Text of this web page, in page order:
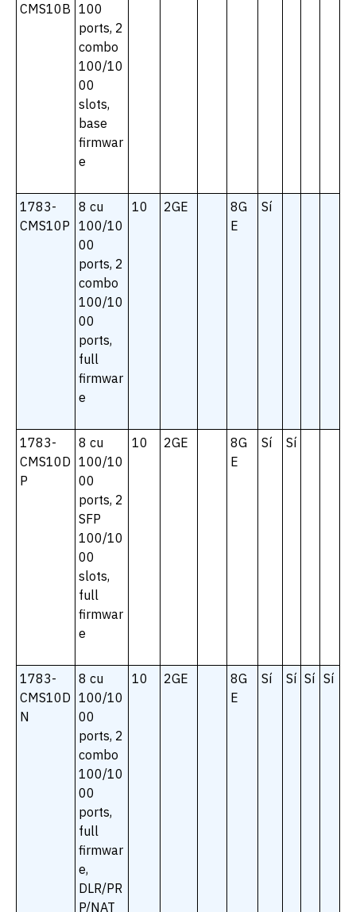
CMS10B 100
ports, 2
combo
100/10
00
slots,
base
firmwar
e
1783-
CMS10P
8 cu
100/10
00
ports, 2
combo
100/10
00
ports,
full
firmwar
e
10 2GE
8G
E
Sí
1783-
CMS10D
P
8 cu
100/10
00
ports, 2
SFP
100/10
00
slots,
full
firmwar
e
10 2GE
8G
E
Sí Sí
1783-
CMS10D
N
8 cu
100/10
00
ports, 2
combo
100/10
00
ports,
full
firmwar
e,
DLR/PR
P/NAT
10 2GE
8G
E
Sí Sí Sí Sí